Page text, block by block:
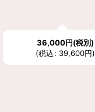
36,000円(税別)
(税込: 39,600円)